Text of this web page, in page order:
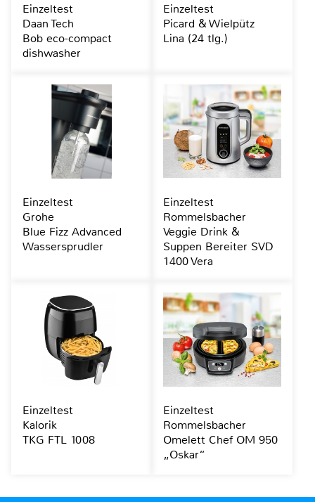
Einzeltest
Daan Tech
Bob eco-compact
dishwasher
Einzeltest
Picard & Wielpütz
Lina (24 tlg.)
Einzeltest
Grohe
Blue Fizz Advanced
Wassersprudler
Einzeltest
Rommelsbacher
Veggie Drink &
Suppen Bereiter SVD
1400 Vera
Einzeltest
Kalorik
TKG FTL 1008
Einzeltest
Rommelsbacher
Omelett Chef OM 950
„Oskar“